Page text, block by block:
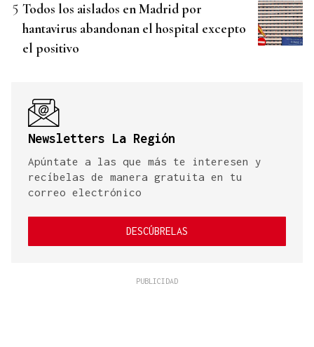
Todos los aislados en Madrid por
hantavirus abandonan el hospital excepto
el positivo
Newsletters La Región
Apúntate a las que más te interesen y
recíbelas de manera gratuita en tu
correo electrónico
DESCÚBRELAS